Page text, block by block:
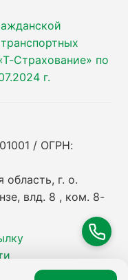
Страхование» по
г.
/ ОГРН:
г. о.
влд. 8 , ком. 8-